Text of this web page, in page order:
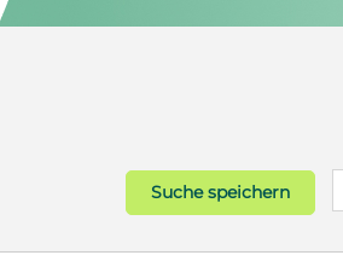
Suche speichern